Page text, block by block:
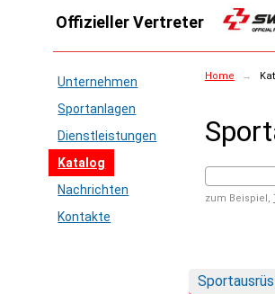
Offizieller Vertreter
Unternehmen
Sportanlagen
Dienstleistungen
Katalog
Nachrichten
Kontakte
Home →
zum Beispiel,